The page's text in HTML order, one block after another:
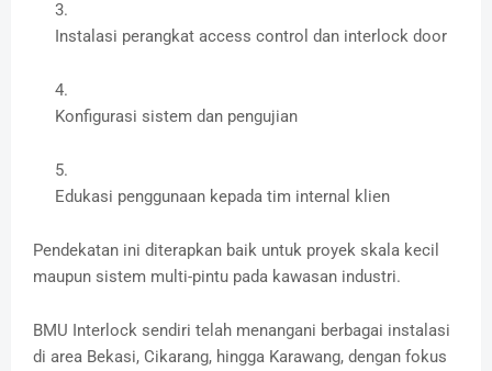
Instalasi perangkat access control dan interlock door
Konfigurasi sistem dan pengujian
Edukasi penggunaan kepada tim internal klien
Pendekatan ini diterapkan baik untuk proyek skala kecil
maupun sistem multi-pintu pada kawasan industri.
BMU Interlock sendiri telah menangani berbagai instalasi
di area Bekasi, Cikarang, hingga Karawang, dengan fokus